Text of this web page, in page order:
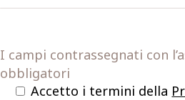
I campi contrassegnati con
obbligatori
Accetto i termini della